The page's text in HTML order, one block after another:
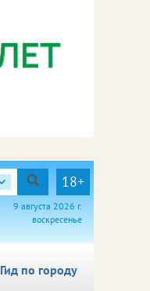
18+
9 августа 2026 г.
воскресенье
Гид по городу